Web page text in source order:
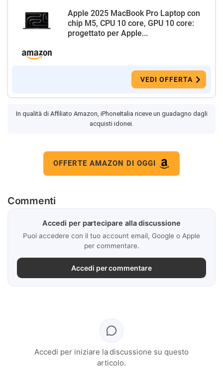
Apple 2025 MacBook Pro Laptop con
chip M5, CPU 10 core, GPU 10 core:
progettato per Apple...
VEDI OFFERTA
In qualità di Affiliato Amazon, iPhoneItalia riceve un guadagno dagli
acquisti idonei.
OFFERTE AMAZON DI OGGI
Commenti
Accedi per partecipare alla discussione
Puoi accedere con il tuo account email, Google o Apple
per commentare.
Accedi per commentare
Accedi per iniziare la discussione su questo
articolo.